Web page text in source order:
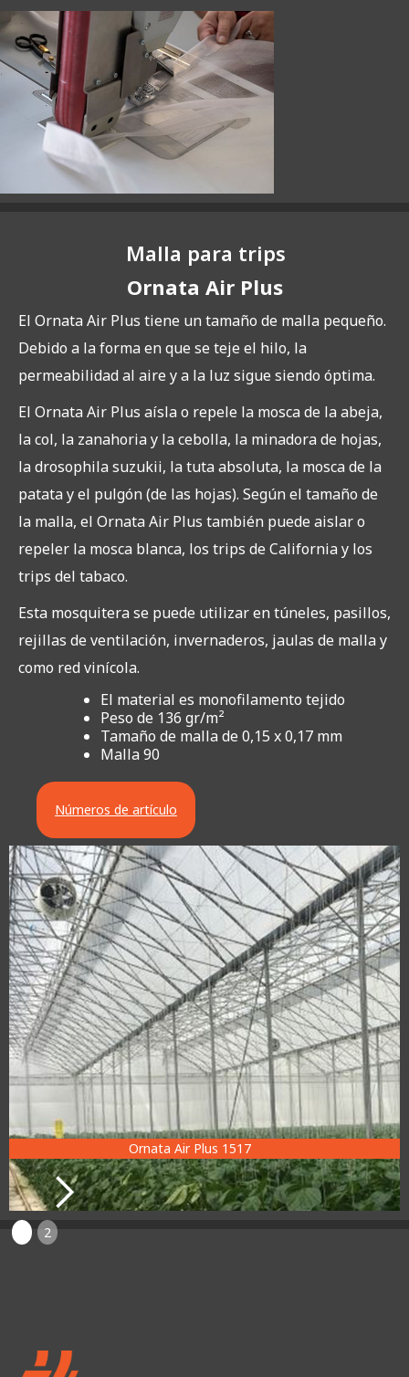
Malla para trips
Ornata Air Plus
El Ornata Air Plus tiene un tamaño de malla pequeño.
Debido a la forma en que se teje el hilo, la
permeabilidad al aire y a la luz sigue siendo óptima.
El Ornata Air Plus aísla o repele la mosca de la abeja,
la col, la zanahoria y la cebolla, la minadora de hojas,
la drosophila suzukii, la tuta absoluta, la mosca de la
patata y el pulgón (de las hojas). Según el tamaño de
la malla, el Ornata Air Plus también puede aislar o
repeler la mosca blanca, los trips de California y los
trips del tabaco.
Esta mosquitera se puede utilizar en túneles, pasillos,
rejillas de ventilación, invernaderos, jaulas de malla y
como red vinícola.
El material es monofilamento tejido
Peso de 136 gr/m²
Tamaño de malla de 0,15 x 0,17 mm
Malla 90
Números de artículo
Ornata Air Plus 1517
2